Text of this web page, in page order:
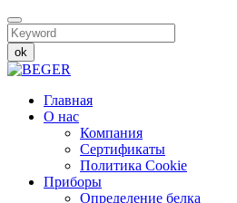
ok
Главная
О нас
Компания
Сертификаты
Политика Cookie
Приборы
Определение белка